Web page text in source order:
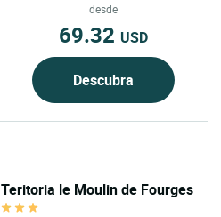
desde
69.32 USD
Descubra
Teritoria le Moulin de Fourges